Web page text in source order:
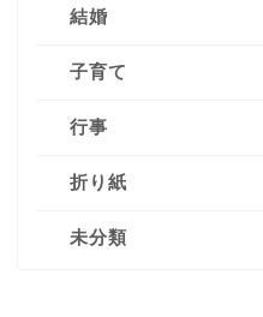
結婚
子育て
行事
折り紙
未分類